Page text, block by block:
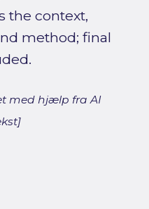
the context,
method; final
med hjælp fra AI